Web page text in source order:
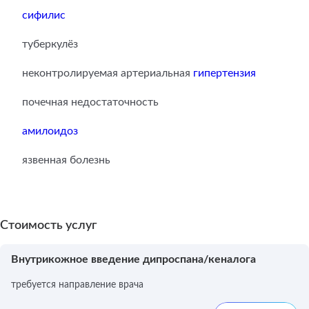
сифилис
туберкулёз
неконтролируемая артериальная гипертензия
почечная недостаточность
амилоидоз
язвенная болезнь
Стоимость услуг
Внутрикожное введение дипроспана/кеналога
требуется направление врача